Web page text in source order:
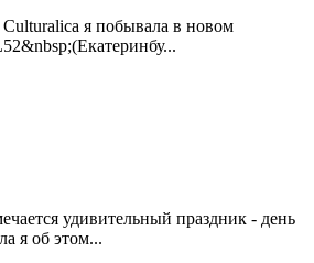
я побывала в новом
удивительный праздник - день
я об этом...